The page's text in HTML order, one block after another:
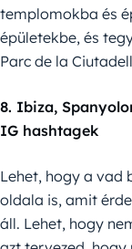
templomokba és
épületekbe, és
Parc de la
8. Ibiza,
IG hashtagek
Lehet, hogy a vad
oldala is, amit
áll. Lehet, hogy